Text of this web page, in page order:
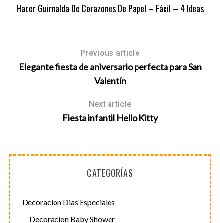
Hacer Guirnalda De Corazones De Papel – Fácil – 4 Ideas
Previous article
Elegante fiesta de aniversario perfecta para San
Valentín
Next article
Fiesta infantil Hello Kitty
CATEGORÍAS
Decoracion Dias Especiales
Decoracion Baby Shower
r